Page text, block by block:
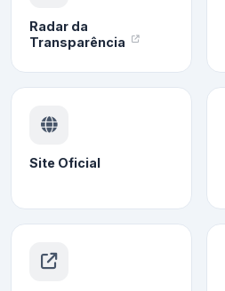
Radar da
Transparência
Site Oficial